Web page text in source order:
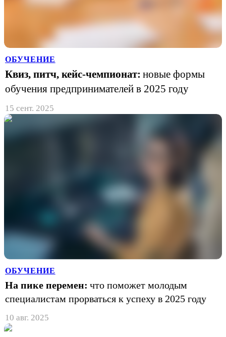
ОБУЧЕНИЕ
Квиз, питч, кейс-чемпионат: новые формы
обучения предпринимателей в 2025 году
15 сент. 2025
ОБУЧЕНИЕ
На пике перемен: что поможет молодым
специалистам прорваться к успеху в 2025 году
10 авг. 2025